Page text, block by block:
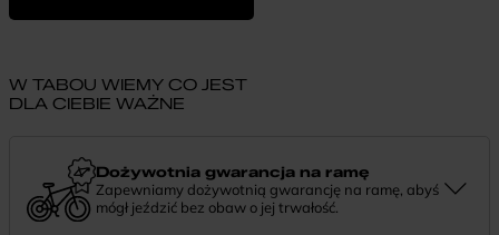
W TABOU WIEMY CO JEST
DLA CIEBIE WAŻNE
Dożywotnia gwarancja na ramę
Zapewniamy dożywotnią gwarancję na ramę, abyś
mógł jeździć bez obaw o jej trwałość.